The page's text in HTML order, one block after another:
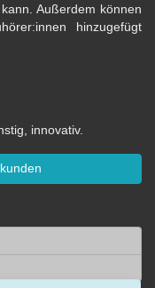
Außerdem können
hinzugefügt
innovativ.